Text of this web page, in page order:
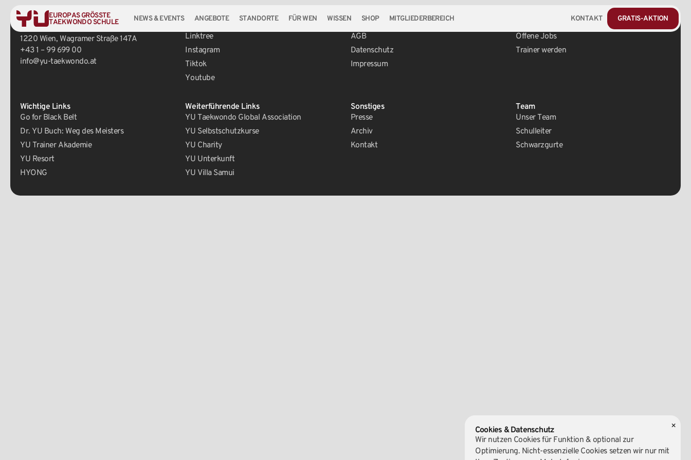
EUROPAS GRÖSSTE
TAEKWONDO SCHULE
NEWS & EVENTS ANGEBOTE STANDORTE FÜR WEN WISSEN SHOP MITGLIEDERBEREICH KONTAKT GRATIS-AKTION
Zentrale
1220 Wien, Wagramer Straße 147A
+43 1 – 99 699 00
info@yu-taekwondo.at
Linktree
Instagram
Tiktok
Youtube
AGB
Datenschutz
Impressum
Offene Jobs
Trainer werden
Wichtige Links
Go for Black Belt
Dr. YU Buch: Weg des Meisters
YU Trainer Akademie
YU Resort
HYONG
Weiterführende Links
YU Taekwondo Global Association
YU Selbstschutzkurse
YU Charity
YU Unterkunft
YU Villa Samui
Sonstiges
Presse
Archiv
Kontakt
Team
Unser Team
Schulleiter
Schwarzgurte
×
Cookies & Datenschutz
Wir nutzen Cookies für Funktion & optional zur
Optimierung. Nicht-essenzielle Cookies setzen wir nur mit